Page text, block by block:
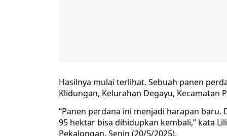
Hasilnya mulai terlihat. Sebuah panen
Klidungan, Kelurahan Degayu, Kecamatan
“Panen perdana ini menjadi harapan
95 hektar bisa dihidupkan kembali,” kata
Pekalongan, Senin (20/5/2025).